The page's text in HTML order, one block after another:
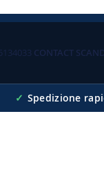
CONTACT
✓ Spedizione